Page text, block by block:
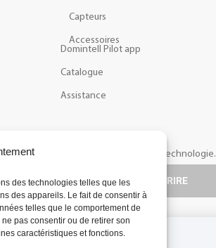
des technologies telles que les
des appareils. Le fait de consentir à
telles que le comportement de
pas consentir ou de retirer son
caractéristiques et fonctions.
Capteurs
Accessoires
Domintell Pilot app
Catalogue
Assistance
et nouveautés à propos de notre technologie.
S'INSCRIRE